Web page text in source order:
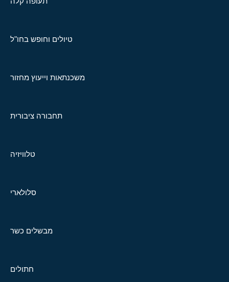
טיולים וחופש בחו"ל
משכנתאות וייעוץ מחזור
תחבורה ציבורית
טלוויזיה
סלולארי
מבשלים כשר
חתולים